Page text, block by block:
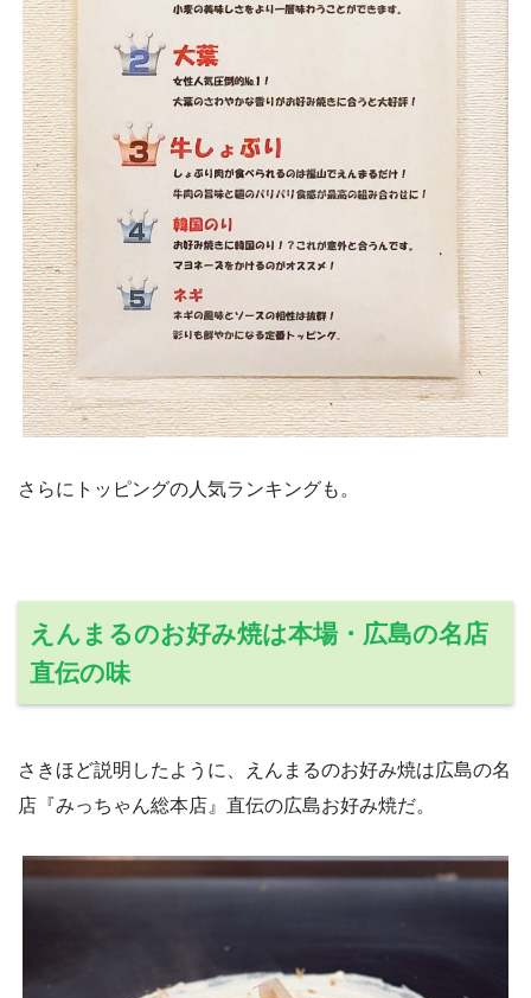
さらにトッピングの人気ランキングも。
えんまるのお好み焼は本場・広島の名店
直伝の味
さきほど説明したように、えんまるのお好み焼は広島の名
店『みっちゃん総本店』直伝の広島お好み焼だ。